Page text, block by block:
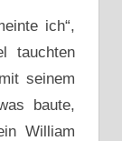
ich“,
tauchten
seinem
baute,
William